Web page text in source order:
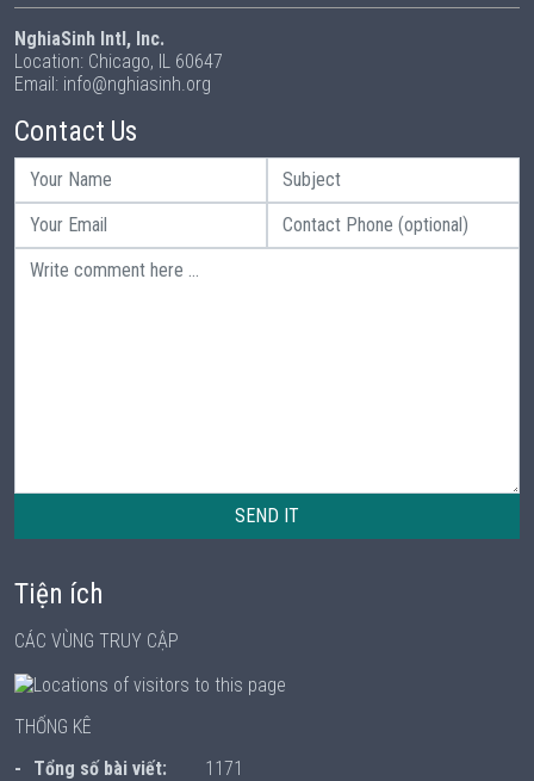
NghiaSinh Intl, Inc.
Location: Chicago, IL 60647
Email: info@nghiasinh.org
Contact Us
SEND IT
Tiện ích
CÁC VÙNG TRUY CẬP
THỐNG KÊ
Tổng số bài viết:
1171